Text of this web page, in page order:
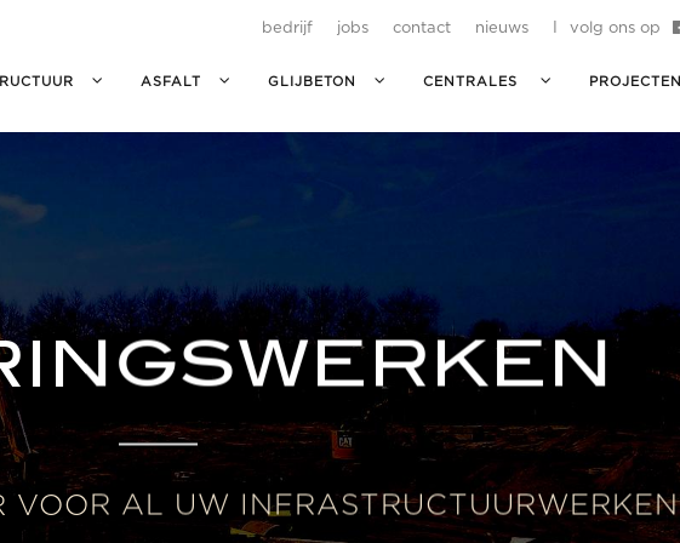
bedrijf jobs contact nieuws volg ons op
ASFALT GLIJBETON CENTRALES PROJECTEN
VOOR AL UW INFRASTRUCTUURWERKEN